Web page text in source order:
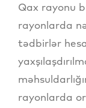
Qax rayonu
rayonlarda
tədbirlər
rayonlarda